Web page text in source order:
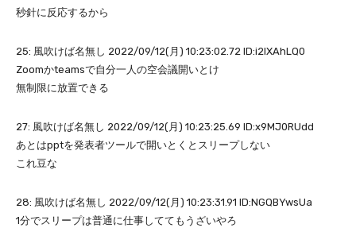
秒針に反応するから
25: 風吹けば名無し 2022/09/12(月) 10:23:02.72 ID:i2lXAhLQ0
Zoomかteamsで自分一人の空会議開いとけ
無制限に放置できる
27: 風吹けば名無し 2022/09/12(月) 10:23:25.69 ID:x9MJ0RUdd
あとはpptを発表者ツールで開いとくとスリープしない
これ豆な
28: 風吹けば名無し 2022/09/12(月) 10:23:31.91 ID:NGQBYwsUa
1分でスリープは普通に仕事しててもうざいやろ